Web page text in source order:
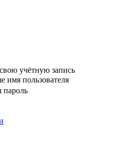
учётную запись
имя пользователя